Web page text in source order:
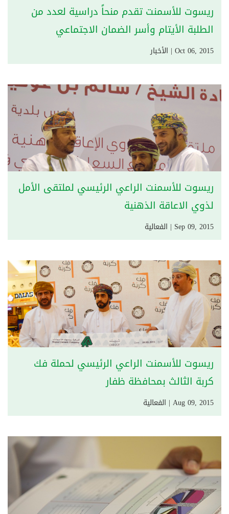
ريسوت للأسمنت تقدم منحاً دراسية لعدد من
الطلبة الأيتام وأسر الضمان الاجتماعي
Oct 06, 2015 | الأخبار
ريسوت للأسمنت الراعي الرئيسي لملتقى الأمل
لذوي الاعاقة الذهنية
Sep 09, 2015 | الفعالية
ريسوت للأسمنت الراعي الرئيسي لحملة فك
كربة الثالث بمحافظة ظفار
Aug 09, 2015 | الفعالية